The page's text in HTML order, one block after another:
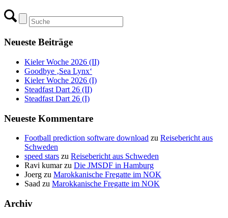
Neueste Beiträge
Kieler Woche 2026 (II)
Goodbye ‚Sea Lynx‘
Kieler Woche 2026 (I)
Steadfast Dart 26 (II)
Steadfast Dart 26 (I)
Neueste Kommentare
Football prediction software download zu Reisebericht aus
Schweden
speed stars zu Reisebericht aus Schweden
Ravi kumarzu Die JMSDF in Hamburg
Joerg zu Marokkanische Fregatte im NOK
Saad zu Marokkanische Fregatte im NOK
Archiv